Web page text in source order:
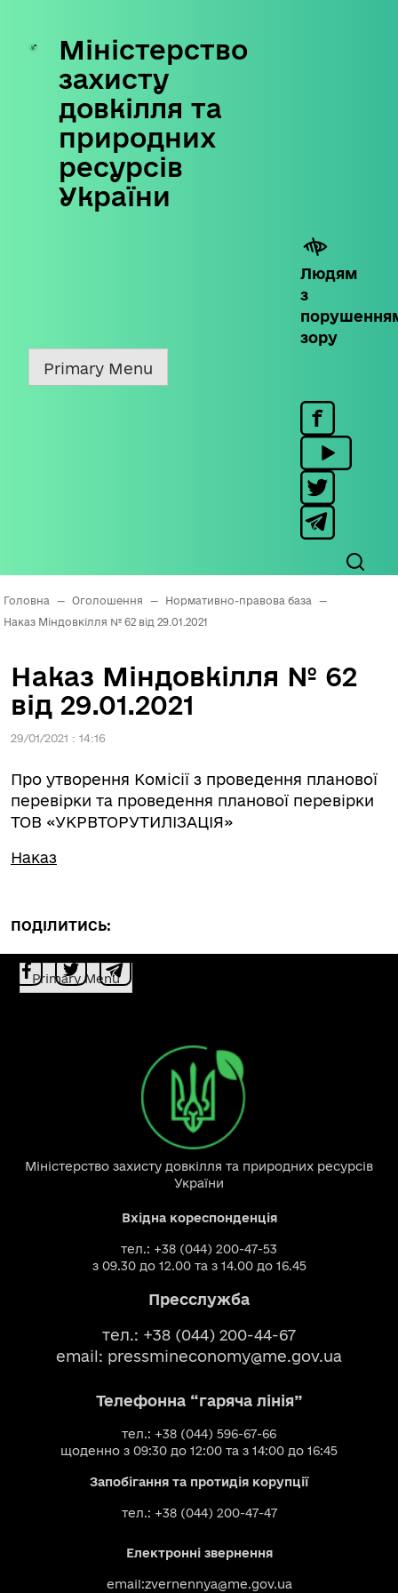
Skip
content
Міністерство
захисту
довкілля та
природних
ресурсів
України
Людям
з
зору
Primary Menu
Головна — Оголошення — Нормативно-правова база
—
Наказ Міндовкілля № 62 від 29.01.2021
Наказ Міндовкілля № 62
від 29.01.2021
29/01/2021 : 14:16
Про утворення Комісії з проведення планової
перевірки та проведення планової перевірки
ТОВ «УКРВТОРУТИЛІЗАЦІЯ»
Наказ
ПОДІЛИТИСЬ:
Primary Menu
Міністерство захисту довкілля та природних ресурсів
України
Вхідна кореспонденція
тел.: +38 (044) 200-47-53
з 09.30 до 12.00 та з 14.00 до 16.45
Пресслужба
тел.: +38 (044) 200-44-67
email: pressmineconomy@me.gov.ua
Телефонна “гаряча лінія”
тел.: +38 (044) 596-67-66
щоденно з 09:30 до 12:00 та з 14:00 до 16:45
Запобігання та протидія корупції
тел.: +38 (044) 200-47-47
Електронні звернення
email:zvernennya@me.gov.ua